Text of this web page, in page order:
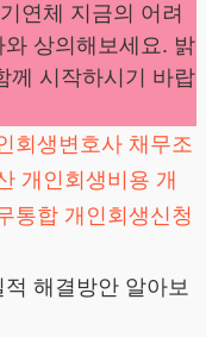
연체 지금의 어려
상의해보세요. 밝
께 시작하시기 바랍
회생변호사 채무조
개인회생비용 개
통합 개인회생신청
해결방안 알아보